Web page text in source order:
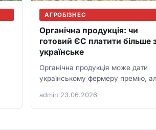
АГРОБІЗНЕС
Органічна продукція: чи
готовий ЄС платити більше
українське
Органічна продукція може дати
українському фермеру премію,
“еко”, а за сертифікацію,…
admin·23.06.2026